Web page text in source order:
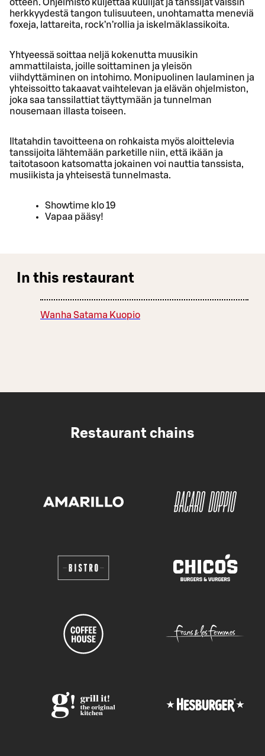
otteen. Ohjelmisto kuljettaa kuulijat ja tanssijat valssin
herkkyydestä tangon tulisuuteen, unohtamatta meneviä
foxeja, lattareita, rock’n’rollia ja iskelmäklassikoita.
Yhtyeessä soittaa neljä kokenutta muusikin
ammattilaista, joille soittaminen ja yleisön
viihdyttäminen on intohimo. Monipuolinen laulaminen ja
yhteissoitto takaavat vaihtelevan ja elävän ohjelmiston,
joka saa tanssilattiat täyttymään ja tunnelman
nousemaan illasta toiseen.
Iltatahdin tavoitteena on rohkaista myös aloittelevia
tanssijoita lähtemään parketille niin, että ikään ja
taitotasoon katsomatta jokainen voi nauttia tanssista,
musiikista ja yhteisestä tunnelmasta.
Showtime klo 19
Vapaa pääsy!
In this restaurant
Wanha Satama Kuopio
Restaurant chains